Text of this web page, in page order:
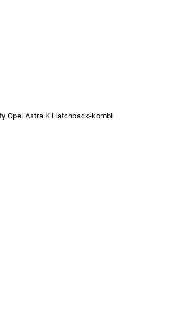
Opel Astra K Hatchback-kombi